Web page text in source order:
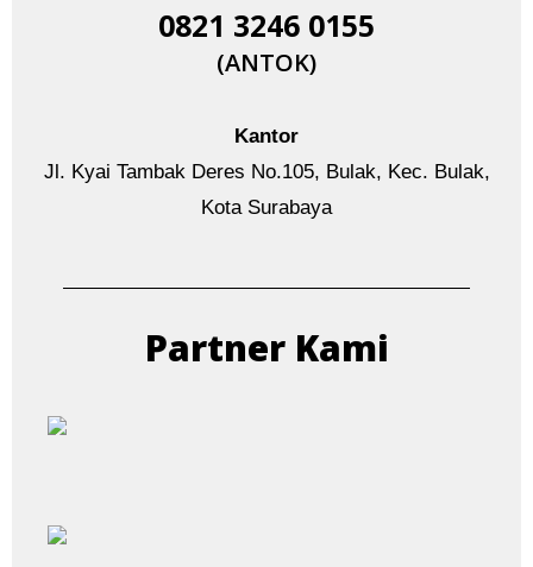
0821 3246 0155​
(ANTOK)
Kantor
Jl. Kyai Tambak Deres No.105, Bulak, Kec. Bulak,
Kota Surabaya
Partner Kami